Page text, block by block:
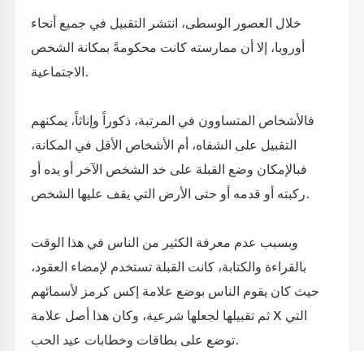
خلال العصور الوسطى، انتشر التقبيل في جميع أنحاء
أوروبا، إلا أن ممارسته كانت محكومةً بمكانة الشخص
الاجتماعية.
فالأشخاص المتساوون في المرتبة، ذكوراً وإناثاً، يمكنهم
التقبيل على الشفاه، أم الأشخاص الأقل في المكانة،
فبالإمكان وضع القبلة على خد الشخص الآخر أو يده أو
ركبته أو قدمه أو حتى الأرض التي يقف عليها الشخص.
وبسبب عدم معرفة الكثير من الناس في هذا الوقت
بالقراءة والكتابة، كانت القبلة تستخدم لإمضاء العقود،
حيث كان يقوم الناس بوضع علامة إكس كرمز لأسمائهم
ثم تقبيلها لجعلها شرعية، وكان هذا أصل علامة X التي
توضع على بطاقات وخطابات عيد الحب.